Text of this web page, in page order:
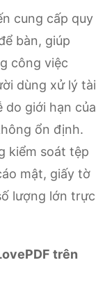
cung cấp quy
bàn, giúp
công việc
dùng xử lý tài
do giới hạn của
ổn định.
kiểm soát tệp
mật, giấy tờ
lượng lớn trực
trên